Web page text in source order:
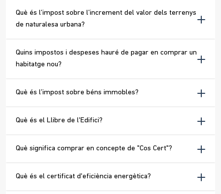
Què és l’impost sobre l’increment del valor dels terrenys
de naturalesa urbana?
Quins impostos i despeses hauré de pagar en comprar un
habitatge nou?
Què és l’impost sobre béns immobles?
Què és el Llibre de l'Edifici?
Què significa comprar en concepte de "Cos Cert"?
Què és el certificat d'eficiència energètica?